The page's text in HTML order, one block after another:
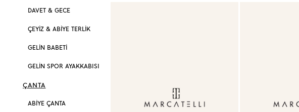
DAVET & GECE
ÇEYİZ & ABİYE TERLİK
GELİN BABETİ
GELİN SPOR AYAKKABISI
ÇANTA
ABİYE ÇANTA